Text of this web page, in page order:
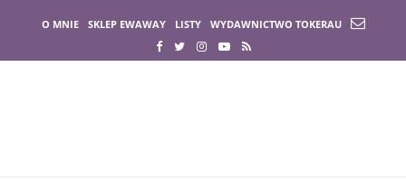
O MNIE SKLEP EWAWAY LISTY WYDAWNICTWO TOKERAU